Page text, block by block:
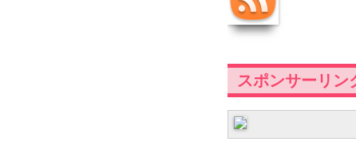
スポンサーリン